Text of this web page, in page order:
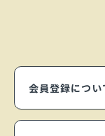
会員登録につい